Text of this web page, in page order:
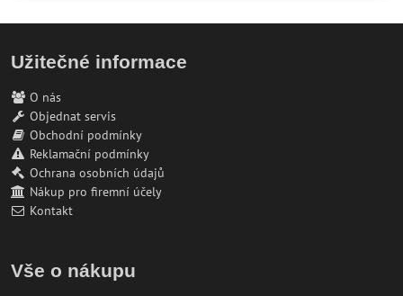
Užitečné informace
O nás
Objednat servis
Obchodní podmínky
Reklamační podmínky
Ochrana osobních údajů
Nákup pro firemní účely
Kontakt
Vše o nákupu